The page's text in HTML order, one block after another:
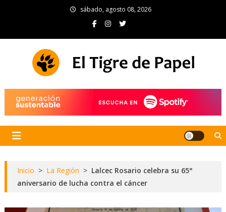
sábado, agosto 08, 2026
Inicio > La Región > Lalcec Rosario celebra su 65°
aniversario de lucha contra el cáncer